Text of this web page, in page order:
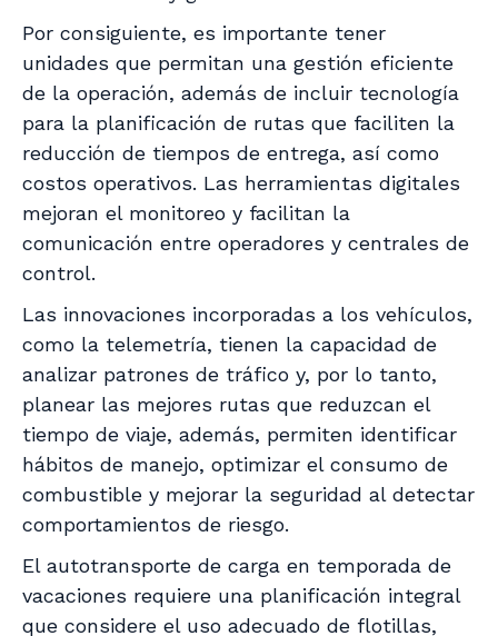
Por consiguiente, es importante tener
unidades que permitan una gestión eficiente
de la operación, además de incluir tecnología
para la planificación de rutas que faciliten la
reducción de tiempos de entrega, así como
costos operativos. Las herramientas digitales
mejoran el monitoreo y facilitan la
comunicación entre operadores y centrales de
control.
Las innovaciones incorporadas a los vehículos,
como la telemetría, tienen la capacidad de
analizar patrones de tráfico y, por lo tanto,
planear las mejores rutas que reduzcan el
tiempo de viaje, además, permiten identificar
hábitos de manejo, optimizar el consumo de
combustible y mejorar la seguridad al detectar
comportamientos de riesgo.
El autotransporte de carga en temporada de
vacaciones requiere una planificación integral
que considere el uso adecuado de flotillas,